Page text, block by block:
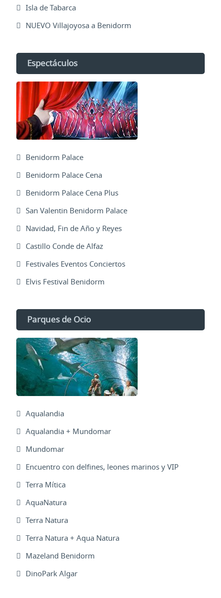
Isla de Tabarca
NUEVO Villajoyosa a Benidorm
Espectáculos
Benidorm Palace
Benidorm Palace Cena
Benidorm Palace Cena Plus
San Valentin Benidorm Palace
Navidad, Fin de Año y Reyes
Castillo Conde de Alfaz
Festivales Eventos Conciertos
Elvis Festival Benidorm
Parques de Ocio
Aqualandia
Aqualandia + Mundomar
Mundomar
Encuentro con delfines, leones marinos y VIP
Terra Mítica
AquaNatura
Terra Natura
Terra Natura + Aqua Natura
Mazeland Benidorm
DinoPark Algar